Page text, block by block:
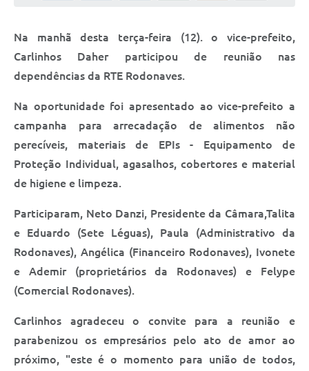
Saúde
A Prefeitura
Plano de Contingência 2024-2025 Lins/SP
Tributos
Na manhã desta terça-feira (12). o vice-prefeito,
Carlinhos Daher participou de reunião nas
dependências da RTE Rodonaves.
Na oportunidade foi apresentado ao vice-prefeito a
campanha para arrecadação de alimentos não
perecíveis, materiais de EPIs - Equipamento de
Proteção Individual, agasalhos, cobertores e material
de higiene e limpeza.
Participaram, Neto Danzi, Presidente da Câmara,Talita
e Eduardo (Sete Léguas), Paula (Administrativo da
Rodonaves), Angélica (Financeiro Rodonaves), Ivonete
e Ademir (proprietários da Rodonaves) e Felype
(Comercial Rodonaves).
Carlinhos agradeceu o convite para a reunião e
parabenizou os empresários pelo ato de amor ao
próximo, "este é o momento para união de todos,